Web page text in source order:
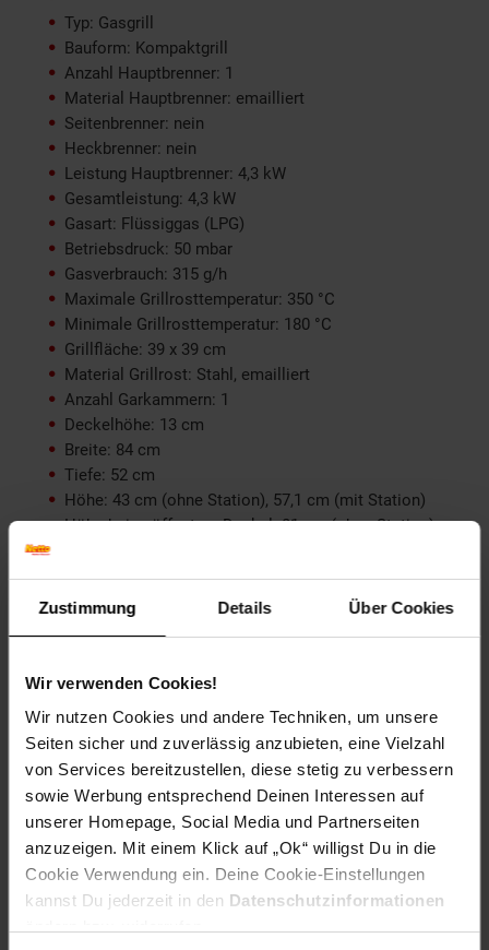
Zustimmung Details Über Cookies
Wir verwenden Cookies!
Wir nutzen Cookies und andere Techniken, um unsere
Seiten sicher und zuverlässig anzubieten, eine Vielzahl
von Services bereitzustellen, diese stetig zu verbessern
sowie Werbung entsprechend Deinen Interessen auf
unserer Homepage, Social Media und Partnerseiten
anzuzeigen. Mit einem Klick auf „Ok“ willigst Du in die
Cookie Verwendung ein. Deine Cookie-Einstellungen
kannst Du jederzeit in den Datenschutzinformationen
Typ: Gasgrill
Bauform: Kompaktgrill
Anzahl Hauptbrenner: 1
Material Hauptbrenner: emailliert
Seitenbrenner: nein
Heckbrenner: nein
Leistung Hauptbrenner: 4,3 kW
Gesamtleistung: 4,3 kW
Gasart: Flüssiggas (LPG)
Betriebsdruck: 50 mbar
Gasverbrauch: 315 g/h
Maximale Grillrosttemperatur: 350 °C
Minimale Grillrosttemperatur: 180 °C
Grillfläche: 39 x 39 cm
Material Grillrost: Stahl, emailliert
Anzahl Garkammern: 1
Deckelhöhe: 13 cm
Breite: 84 cm
Tiefe: 52 cm
Höhe: 43 cm (ohne Station), 57,1 cm (mit Station)
Höhe bei geöffnetem Deckel: 81 cm (ohne Station)
Gewicht: 20,77 kg
Gewicht inkl. Verpackung: 21,86 kg
Seitenablagen: nicht klappbar, abnehmbar
der Station
Fettauffangwanne: seitlich entnehmbar
Deckelthermometer: ja
Besteckhalter: nein
Flaschenöffner: nein
Sicherheits-Druckregler: nein
Schlauchbruchsicherung: nein
Zündung: Piezo